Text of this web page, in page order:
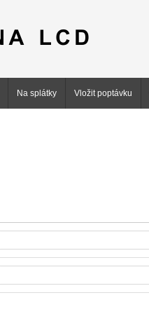
Na splátky Vložit poptávku